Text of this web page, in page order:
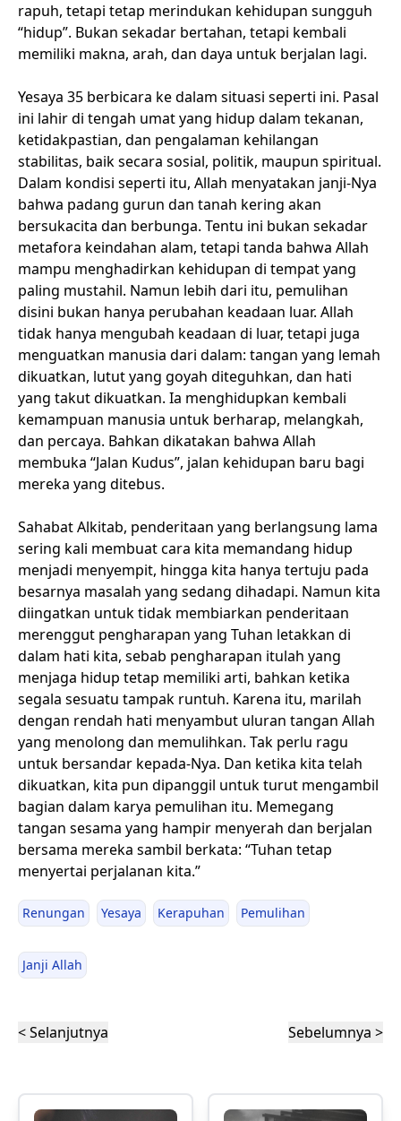
rapuh, tetapi tetap merindukan kehidupan sungguh
“hidup”. Bukan sekadar bertahan, tetapi kembali
memiliki makna, arah, dan daya untuk berjalan lagi.
Yesaya 35 berbicara ke dalam situasi seperti ini. Pasal
ini lahir di tengah umat yang hidup dalam tekanan,
ketidakpastian, dan pengalaman kehilangan
stabilitas, baik secara sosial, politik, maupun spiritual.
Dalam kondisi seperti itu, Allah menyatakan janji-Nya
bahwa padang gurun dan tanah kering akan
bersukacita dan berbunga. Tentu ini bukan sekadar
metafora keindahan alam, tetapi tanda bahwa Allah
mampu menghadirkan kehidupan di tempat yang
paling mustahil. Namun lebih dari itu, pemulihan
disini bukan hanya perubahan keadaan luar. Allah
tidak hanya mengubah keadaan di luar, tetapi juga
menguatkan manusia dari dalam: tangan yang lemah
dikuatkan, lutut yang goyah diteguhkan, dan hati
yang takut dikuatkan. Ia menghidupkan kembali
kemampuan manusia untuk berharap, melangkah,
dan percaya. Bahkan dikatakan bahwa Allah
membuka “Jalan Kudus”, jalan kehidupan baru bagi
mereka yang ditebus.
Sahabat Alkitab, penderitaan yang berlangsung lama
sering kali membuat cara kita memandang hidup
menjadi menyempit, hingga kita hanya tertuju pada
besarnya masalah yang sedang dihadapi. Namun kita
diingatkan untuk tidak membiarkan penderitaan
merenggut pengharapan yang Tuhan letakkan di
dalam hati kita, sebab pengharapan itulah yang
menjaga hidup tetap memiliki arti, bahkan ketika
segala sesuatu tampak runtuh. Karena itu, marilah
dengan rendah hati menyambut uluran tangan Allah
yang menolong dan memulihkan. Tak perlu ragu
untuk bersandar kepada-Nya. Dan ketika kita telah
dikuatkan, kita pun dipanggil untuk turut mengambil
bagian dalam karya pemulihan itu. Memegang
tangan sesama yang hampir menyerah dan berjalan
bersama mereka sambil berkata: “Tuhan tetap
menyertai perjalanan kita.”
Renungan Yesaya Kerapuhan Pemulihan
Janji Allah
< Selanjutnya Sebelumnya >